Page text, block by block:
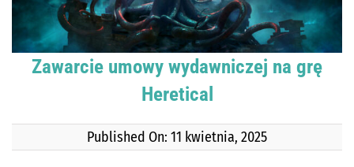
Zawarcie umowy wydawniczej na grę
Heretical
Published On: 11 kwietnia, 2025